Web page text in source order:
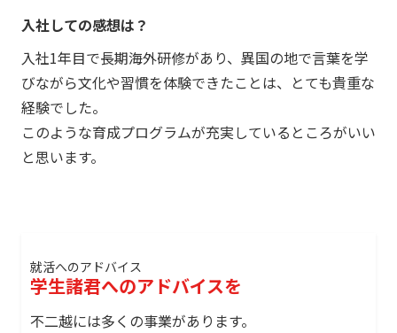
入社しての感想は？
入社1年目で長期海外研修があり、異国の地で言葉を学
びながら文化や習慣を体験できたことは、とても貴重な
経験でした。
このような育成プログラムが充実しているところがいい
と思います。
就活へのアドバイス
学生諸君へのアドバイスを
不二越には多くの事業があります。